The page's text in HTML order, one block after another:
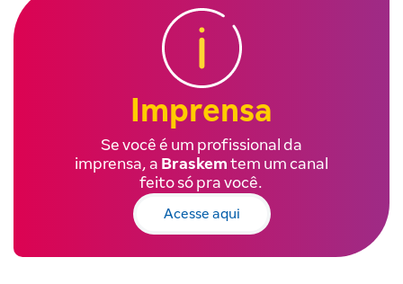
Imprensa
Se você é um profissional da
imprensa, a Braskem tem um canal
feito só pra você.
Acesse aqui